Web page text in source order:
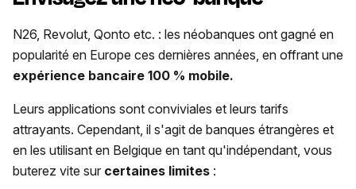
N26, Revolut, Qonto etc. : les néobanques ont gagné en
popularité en Europe ces dernières années, en offrant une
expérience bancaire 100 % mobile.
Leurs applications sont conviviales et leurs tarifs
attrayants. Cependant, il s'agit de banques étrangères et
en les utilisant en Belgique en tant qu'indépendant, vous
buterez vite sur certaines limites :